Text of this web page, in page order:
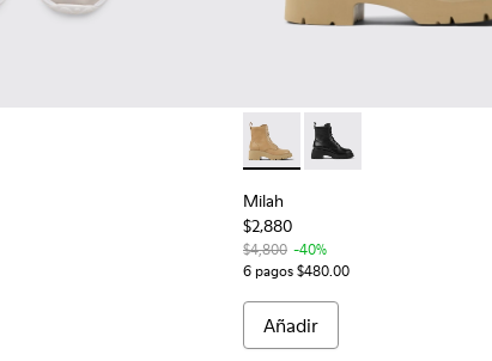
Milah - K400577-009 -
Milah - K400577-001
Milah
$2,880
$4,800 -40%
6 pagos $480.00
Añadir